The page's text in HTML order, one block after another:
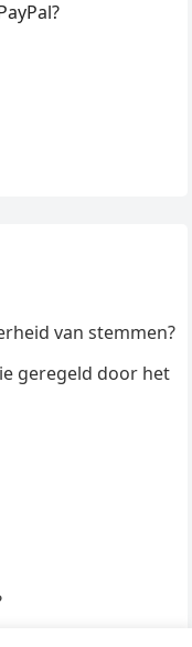
van stemmen?
geregeld door het